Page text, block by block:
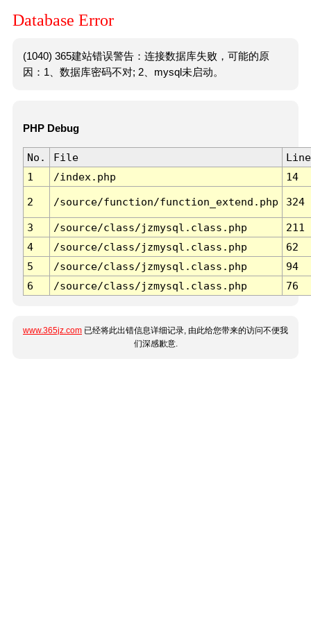
Database Error
(1040) 365建站错误警告：连接数据库失败，可能的原
因：1、数据库密码不对; 2、mysql未启动。
PHP Debug
No. File
Line
1
/index.php 14
2 /source/function/function_extend.php 324
3 /source/class/jzmysql.class.php
211
4
/source/class/jzmysql.class.php
62
5
/source/class/jzmysql.class.php
94
6
/source/class/jzmysql.class.php 76
www.365jz.com 已经将此出错信息详细记录, 由此给您带来的访问不便我
们深感歉意.